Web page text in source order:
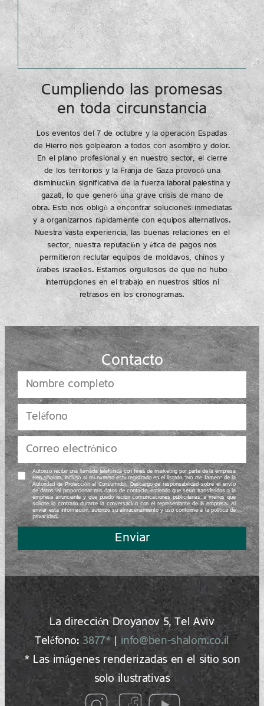
Cumpliendo las promesas
en toda circunstancia
Los eventos del 7 de octubre y la operación Espadas
de Hierro nos golpearon a todos con asombro y dolor.
En el plano profesional y en nuestro sector, el cierre
de los territorios y la Franja de Gaza provocó una
disminución significativa de la fuerza laboral palestina y
gazatí, lo que generó una grave crisis de mano de
obra. Esto nos obligó a encontrar soluciones inmediatas
y a organizarnos rápidamente con equipos alternativos.
Nuestra vasta experiencia, las buenas relaciones en el
sector, nuestra reputación y ética de pagos nos
permitieron reclutar equipos de moldavos, chinos y
árabes israelíes. Estamos orgullosos de que no hubo
interrupciones en el trabajo en nuestros sitios ni
retrasos en los cronogramas.
Contacto
Autorizo recibir una llamada telefónica con fines de marketing por parte de la empresa
Ben Shalom, incluso si mi número está registrado en el listado “No me llamen” de la
Autoridad de Protección al Consumidor. Descargo de responsabilidad sobre el envío
de datos: Al proporcionar mis datos de contacto, entiendo que serán transferidos a la
empresa anunciante y que puedo recibir comunicaciones publicitarias, a menos que
solicite lo contrario durante la conversación con el representante de la empresa. Al
enviar esta información, autorizo su almacenamiento y uso conforme a la política de
privacidad.
Enviar
La dirección Droyanov 5, Tel Aviv
Teléfono:3877* | info@ben-shalom.co.il
* Las imágenes renderizadas en el sitio son
solo ilustrativas